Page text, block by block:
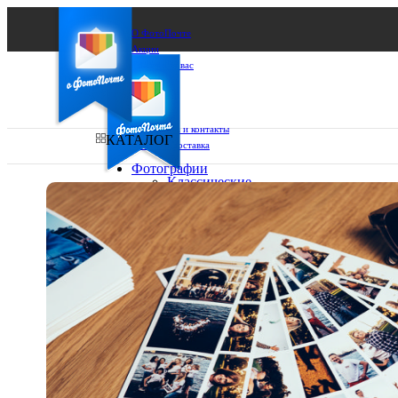
О ФотоПочте
Акции
Сделаем за вас
Бизнесу
FAQ
Франшиза
Поддержка и контакты
Оплата и доставка
Ваш город:
Ваш регион доставки
Выберите из списка:
КАТАЛОГ
Фотографии
Классические
фото
10х10
10х15
13х18
15х15
15х20
20х20
20х30
30х30
30х40
А4
Фото
в